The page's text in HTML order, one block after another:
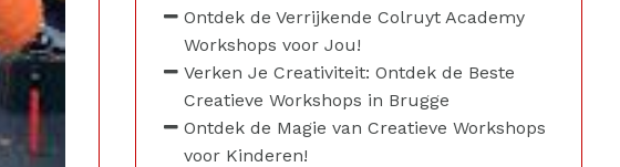
Ontdek de Verrijkende Colruyt Academy
Workshops voor Jou!
Verken Je Creativiteit: Ontdek de Beste
Creatieve Workshops in Brugge
Ontdek de Magie van Creatieve Workshops
voor Kinderen!